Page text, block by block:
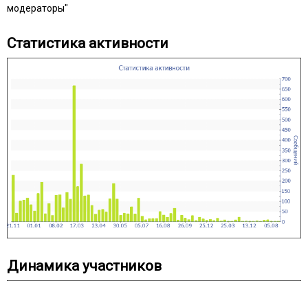
модераторы"
Статистика активности
Динамика участников